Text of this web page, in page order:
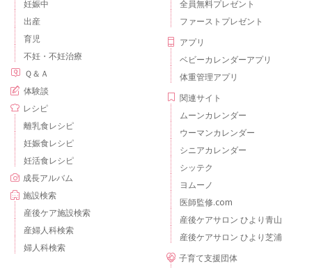
妊娠中
出産
育児
不妊・不妊治療
Ｑ＆Ａ
体験談
レシピ
離乳食レシピ
妊娠食レシピ
妊活食レシピ
成長アルバム
施設検索
産後ケア施設検索
産婦人科検索
婦人科検索
全員無料プレゼント
ファーストプレゼント
アプリ
ベビーカレンダーアプリ
体重管理アプリ
関連サイト
ムーンカレンダー
ウーマンカレンダー
シニアカレンダー
シッテク
ヨムーノ
医師監修.com
産後ケアサロン ひより青山
産後ケアサロン ひより芝浦
子育て支援団体